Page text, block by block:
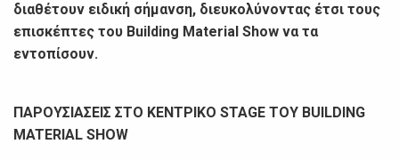
διαθέτουν ειδική σήμανση, διευκολύνοντας έτσι τους
επισκέπτες του Building Material Show να τα
εντοπίσουν.
ΠΑΡΟΥΣΙΑΣΕΙΣ ΣΤΟ ΚΕΝΤΡΙΚΟ STAGE ΤΟΥ BUILDING
MATERIAL SHOW